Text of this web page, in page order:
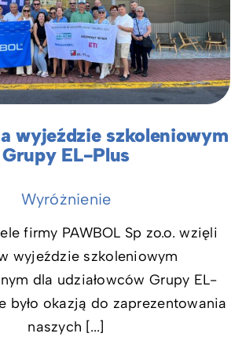
wyjeździe szkoleniowym
Grupy EL-Plus
Wyróżnienie
firmy PAWBOL Sp zo.o. wzięli
wyjeździe szkoleniowym
dla udziałowców Grupy EL-
było okazją do zaprezentowania
naszych [...]